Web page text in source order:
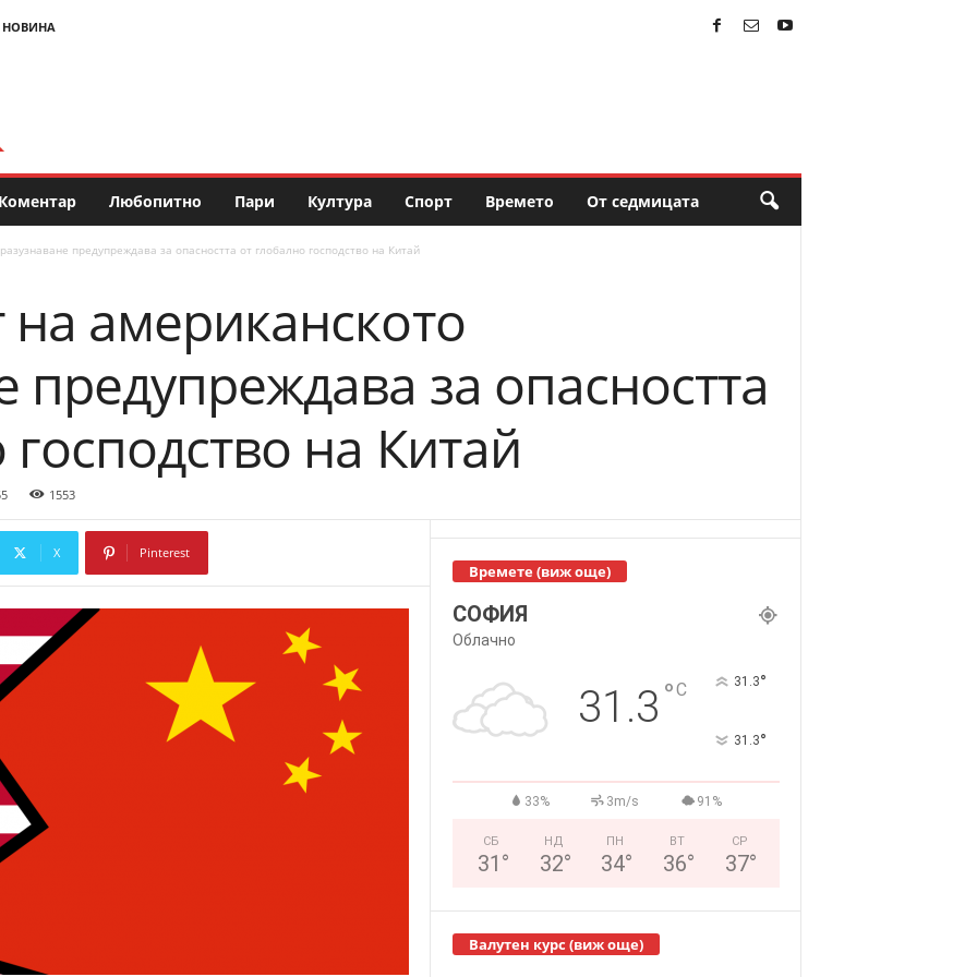
НОВИНА
Коментар Любопитно Пари Култура Спорт Времето От седмицата
предупреждава за опасността от глобално господство на Китай
американското
предупреждава за опасността
на Китай
1553
X Pinterest
Времете (виж още)
СОФИЯ
Облачно
31.3 °C 31.3°
31.3°
33% 3m/s 91%
СБ
31 °
НД
32°
ПН
34°
ВТ
36°
СР
37°
Валутен курс (виж още)